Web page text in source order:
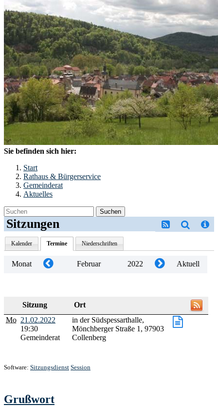
Sie befinden sich hier:
Start
Rathaus & Bürgerservice
Gemeinderat
Aktuelles
Suchen
Sitzungen
Kalender Termine Niederschriften
Monat Februar 2022 Aktuell
Sitzung
Ort
Mo 21.02.2022
19:30
Gemeinderat
in der Südspessarthalle,
Mönchberger Straße 1, 97903
Collenberg
Software: Sitzungsdienst Session
Grußwort